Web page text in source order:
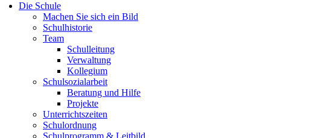
Die Schule
Machen Sie sich ein Bild
Schulhistorie
Team
Schulleitung
Verwaltung
Kollegium
Schulsozialarbeit
Beratung und Hilfe
Projekte
Unterrichtszeiten
Schulordnung
Schulprogramm & Leitbild